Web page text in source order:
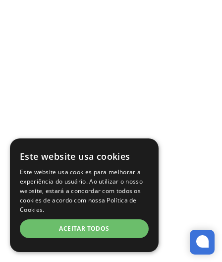
Este website usa cookies
Este website usa cookies para melhorar a
experiência do usuário. Ao utilizar o nosso
website, estará a concordar com todos os
cookies de acordo com nossa Política de
Cookies.
ACEITAR TODOS